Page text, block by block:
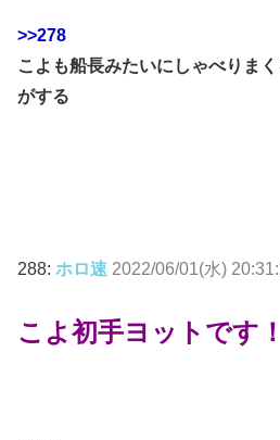
>>278
こよも船長みたいにしゃべりま
がする
288: ホロ速 2022/06/01(水)
こよ初手ヨットです！